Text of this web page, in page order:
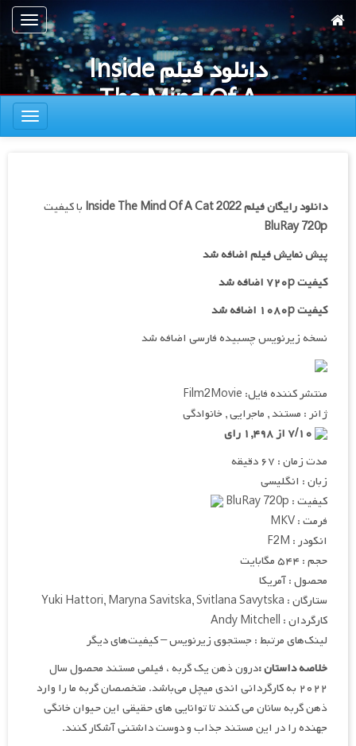
به
محتوای
اصلی
ناوبری
دانلود فیلم Inside
The Mind Of A
Cat 2022
ناوبری
دانلود رایگان فیلمInside The Mind Of A Cat 2022 با کیفیت
BluRay 720p
پیش نمایش فیلم اضافه شد
کیفیت ۷۲۰p اضافه شد
کیفیت ۱۰۸۰p اضافه شد
نسخه زیرنویس چسبیده فارسی اضافه شد
منتشر کننده فایل: Film2Movie
ژانر : مستند , ماجرایی , خانوادگی
مدت زمان : ۶۷ دقیقه
زبان : انگلیسی
کیفیت : BluRay 720p
فرمت : MKV
انکودر : F2M
حجم : ۵۴۴ مگابایت
محصول : آمریکا
ستارگان : Yuki Hattori, Maryna Savitska, Svitlana Savytska
کارگردان : Andy Mitchell
لینک‌های مرتبط : جستجوی زیرنویس – کیفیت‌های دیگر
خلاصه داستان :درون ذهن یک گربه ، فیلمی مستند محصول سال
۲۰۲۲ به کارگردانی اندی میچل می‌باشد. متخصصان گربه ما را وارد
ذهن گربه سانان می کنند تا توانایی های حقیقی این حیوان خانگی
جهنده را در این مستند جذاب و دوست داشتنی آشکار کنند.